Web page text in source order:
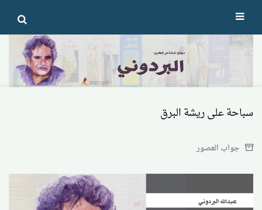
Skip
to
content
سباحة على ريشة البرق
جواب العصور